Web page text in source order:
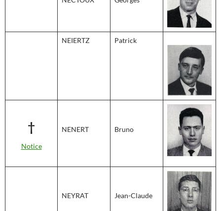
NEIERTZ Patrick
†
Notice
NENERT Bruno
NEYRAT Jean-Claude